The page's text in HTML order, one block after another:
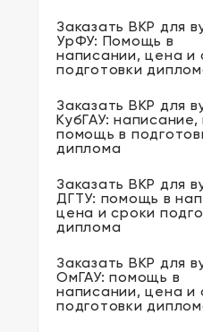
Заказать ВКР для
УрФУ: Помощь в
написании, цена и
подготовки
Заказать ВКР для
КубГАУ:
помощь в
диплома
Заказать ВКР для
ДГТУ: помощь в
цена и сроки
диплома
Заказать ВКР для
ОмГАУ: помощь в
написании, цена и
подготовки